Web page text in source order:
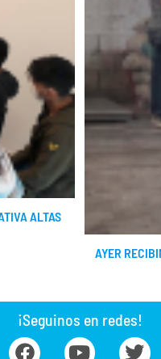
ALTAS
AYER
¡Seguinos en redes!